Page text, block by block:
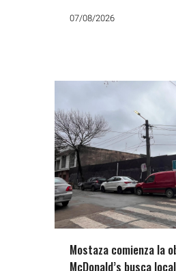
07/08/2026
Mostaza comienza la
McDonald’s busca local